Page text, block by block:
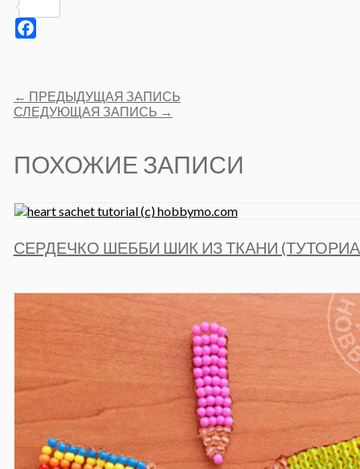
Post
navigation
← ПРЕДЫДУЩАЯ ЗАПИСЬ
СЛЕДУЮЩАЯ ЗАПИСЬ →
ПОХОЖИЕ ЗАПИСИ
СЕРДЕЧКО ШЕББИ ШИК ИЗ ТКАНИ